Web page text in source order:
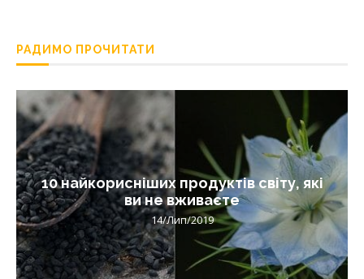
РАДИМО ПРОЧИТАТИ
10 найкорисніших продуктів світу, які
ви не вживаєте
14/Лип/2019